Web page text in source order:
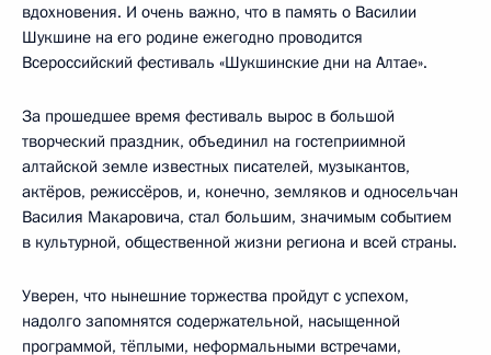
вдохновения. И очень важно, что в память о Василии
Шукшине на его родине ежегодно проводится
Всероссийский фестиваль «Шукшинские дни на Алтае».
За прошедшее время фестиваль вырос в большой
творческий праздник, объединил на гостеприимной
алтайской земле известных писателей, музыкантов,
актёров, режиссёров, и, конечно, земляков и односельчан
Василия Макаровича, стал большим, значимым событием
в культурной, общественной жизни региона и всей страны.
Уверен, что нынешние торжества пройдут с успехом,
надолго запомнятся содержательной, насыщенной
программой, тёплыми, неформальными встречами,